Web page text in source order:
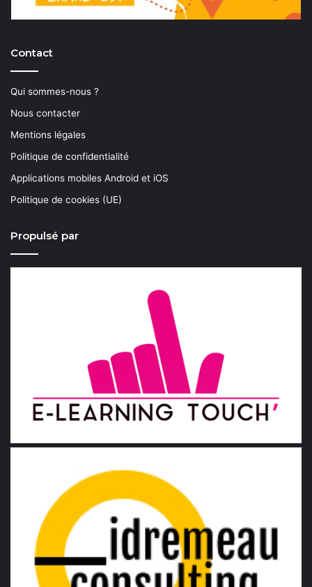
Contact
Qui sommes-nous ?
Nous contacter
Mentions légales
Politique de confidentialité
Applications mobiles Android et iOS
Politique de cookies (UE)
Propulsé par